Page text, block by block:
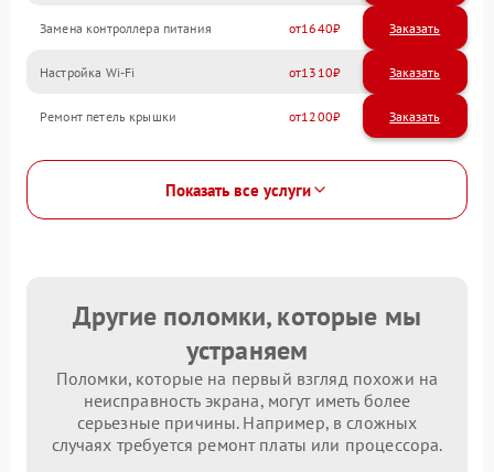
Замена контроллера питания 1640
Настройка Wi-Fi 1310
Ремонт петель крышки 1200
Показать все услуги
Другие поломки, которые мы
устраняем
Поломки, которые на первый взгляд похожи на
неисправность экрана, могут иметь более
серьезные причины. Например, в сложных
случаях требуется ремонт платы или процессора.